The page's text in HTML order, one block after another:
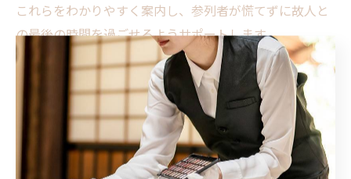
これらをわかりやすく案内し、参列者が慌てずに故人と
の最後の時間を過ごせるようサポートします。
東花堂 お葬式ならではのサポート体制
東花堂は八王子市で30年以上の実績を持ち、地域に根ざ
した葬儀サービスを展開しています。故人や喪主様の心
に寄り添い、従来の儀式を大切にしつつも時代に合った